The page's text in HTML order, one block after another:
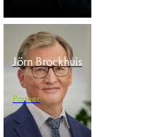
Jörn Brockhuis
Partner